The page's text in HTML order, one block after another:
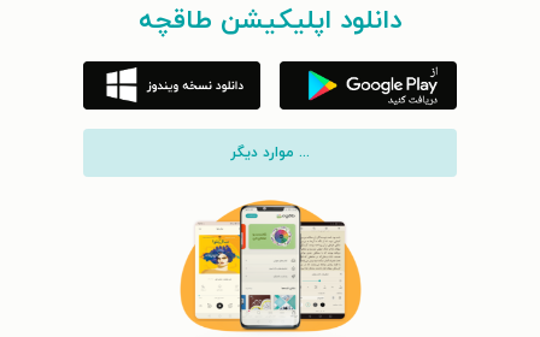
دانلود اپلیکیشن طاقچه
... موارد دیگر